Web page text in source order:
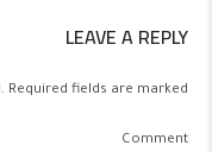
LEAVE A REPLY
fields are marked *
Comment